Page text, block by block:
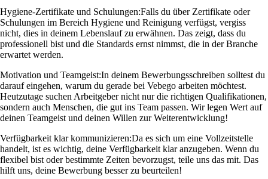
Hygiene-Zertifikate und Schulungen:Falls du über Zertifikate oder
Schulungen im Bereich Hygiene und Reinigung verfügst, vergiss
nicht, dies in deinem Lebenslauf zu erwähnen. Das zeigt, dass du
professionell bist und die Standards ernst nimmst, die in der Branche
erwartet werden.
Motivation und Teamgeist:In deinem Bewerbungsschreiben solltest du
darauf eingehen, warum du gerade bei Vebego arbeiten möchtest.
Heutzutage suchen Arbeitgeber nicht nur die richtigen Qualifikationen,
sondern auch Menschen, die gut ins Team passen. Wir legen Wert auf
deinen Teamgeist und deinen Willen zur Weiterentwicklung!
Verfügbarkeit klar kommunizieren:Da es sich um eine Vollzeitstelle
handelt, ist es wichtig, deine Verfügbarkeit klar anzugeben. Wenn du
flexibel bist oder bestimmte Zeiten bevorzugst, teile uns das mit. Das
hilft uns, deine Bewerbung besser zu beurteilen!